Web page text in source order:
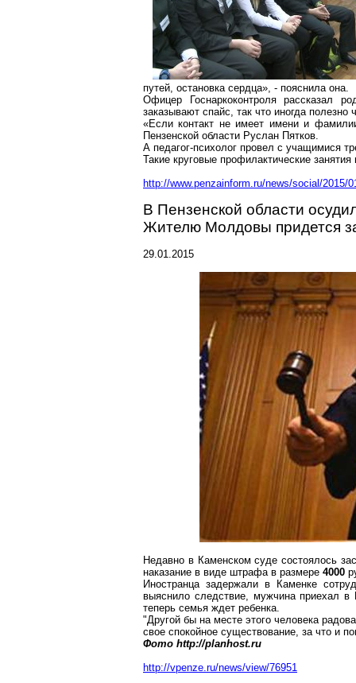
путей, остановка сердца», - пояснила она.
Офицер Госнаркоконтроля рассказал
заказывают спайс, так что иногда полезно
«Если контакт не имеет имени и
Пензенской области Руслан Пятков.
А педагог-психолог провел с учащимися
Такие круговые профилактические
http://www.penzainform.ru/news/social/
В Пензенской области
Жителю Молдовы придется
29.01.2015
Недавно в Каменском суде состоялось
наказание в виде штрафа в размере 4000
Иностранца задержали в Каменке
выяснило следствие, мужчина приехал
теперь семья ждет ребенка.
"Другой бы на месте этого человека
свое спокойное существование, за что и
Фото http://planhost.ru
http://vpenze.ru/news/view/76951